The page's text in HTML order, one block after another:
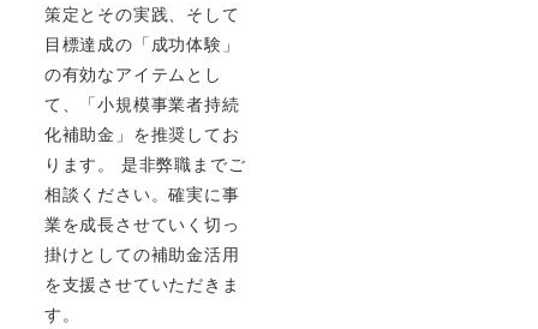
策定とその実践、そして
目標達成の「成功体験」
の有効なアイテムとし
て、「小規模事業者持続
化補助金」を推奨してお
ります。 是非弊職までご
相談ください。確実に事
業を成長させていく切っ
掛けとしての補助金活用
を支援させていただきま
す。